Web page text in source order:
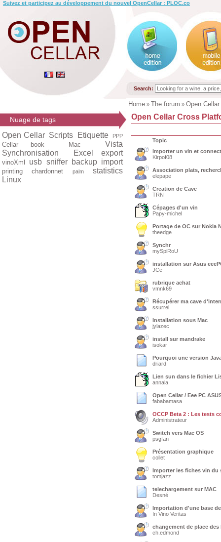
Suivez et participez au développement du nouvel OpenCellar : PLOC.co
Search:
Home » The forum » Open
Nuage de tags
Open Cellar Scripts Etiquette PPP
Cellar book Mac
Vista
Synchronisation
Excel export
vinoXml usb sniffer backup import
printing chardonnet palm
statistics
Linux
Open Cellar Cross
Topic
importer un vin et
Kirpof08
Association plats,
elepape
Creation de Cave
TRN
Cépages d'un vin
Papy-michel
Portage de OC sur Nokia
theedge
Synchr
mySpiRoU
installation sur Asus
JCe
rubrique achat
vmnk69
Récupérer ma cave
ssurrel
Installation sous Mac
jylazec
install sur mandrake
isokar
Pourquoi une version
driard
Lien sun dans le fichier
annala
Open Cellar / Eee PC
fababamasa
OCCP Beta 2 : Les tests
Administrateur
Switch vers Mac OS
psgfan
Présentation graphique
collet
Importer les fiches vin du
tomjazz
telechargement sur MAC
Desné
Importation d'une base
In Vino Veritas
changement de place
ch.edmond